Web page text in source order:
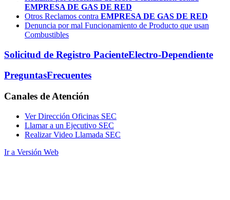
EMPRESA DE GAS DE RED
Otros Reclamos contra EMPRESA DE GAS DE RED
Denuncia por mal Funcionamiento de Producto que usan
Combustibles
Solicitud de Registro PacienteElectro-Dependiente
PreguntasFrecuentes
Canales de Atención
Ver Dirección Oficinas SEC
Llamar a un Ejecutivo SEC
Realizar Video Llamada SEC
Ir a Versión Web